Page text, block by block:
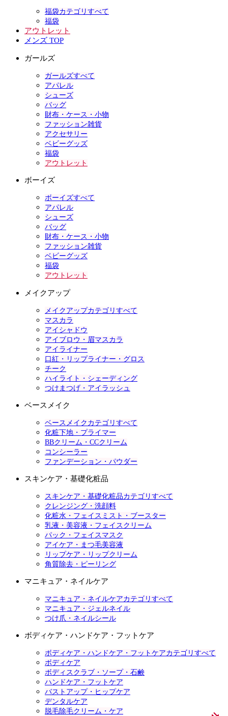
福袋カテゴリすべて
福袋
アウトレット
メンズ TOP
ガールズ
ガールズすべて
アパレル
シューズ
バッグ
財布・ケース・小物
ファッション雑貨
アクセサリー
ベビーグッズ
福袋
アウトレット
ボーイズ
ボーイズすべて
アパレル
シューズ
バッグ
財布・ケース・小物
ファッション雑貨
ベビーグッズ
福袋
アウトレット
メイクアップ
メイクアップカテゴリすべて
マスカラ
アイシャドウ
アイブロウ・眉マスカラ
アイライナー
口紅・リップライナー・グロス
チーク
ハイライト・シェーディング
つけまつげ・アイラッシュ
ベースメイク
ベースメイクカテゴリすべて
化粧下地・プライマー
BBクリーム・CCクリーム
コンシーラー
ファンデーション・パウダー
スキンケア・基礎化粧品
スキンケア・基礎化粧品カテゴリすべて
クレンジング・洗顔料
化粧水・フェイスミスト・ブースター
乳液・美容液・フェイスクリーム
パック・フェイスマスク
アイケア・まつ毛美容液
リップケア・リップクリーム
角質除去・ピーリング
マニキュア・ネイルケア
マニキュア・ネイルケアカテゴリすべて
マニキュア・ジェルネイル
つけ爪・ネイルシール
ボディケア・ハンドケア・フットケア
ボディケア・ハンドケア・フットケアカテゴリすべて
ボディケア
ボディスクラブ・ソープ・石鹸
ハンドケア・フットケア
バストアップ・ヒップケア
デンタルケア
脱毛除毛クリーム・ケア